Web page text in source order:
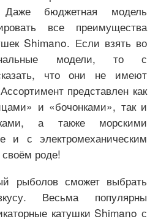
бюджетная модель
все преимущества
Shimano. Если взять во
модели, то с
что они не имеют
представлен как
и «бочонками», так и
а также морскими
с электромеханическим
роде!
рыболов сможет выбрать
Весьма популярны
катушки Shimano с